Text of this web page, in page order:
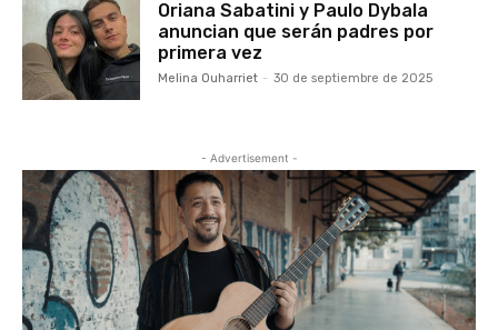
Oriana Sabatini y Paulo Dybala
anuncian que serán padres por
primera vez
Melina Ouharriet - 30 de septiembre de 2025
- Advertisement -